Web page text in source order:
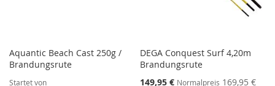
Aquantic Beach Cast 250g /
Brandungsrute
Startet von
DEGA Conquest Surf 4,20m
Brandungsrute
Sonderangebot
149,95 € Normalpreis 169,95 €